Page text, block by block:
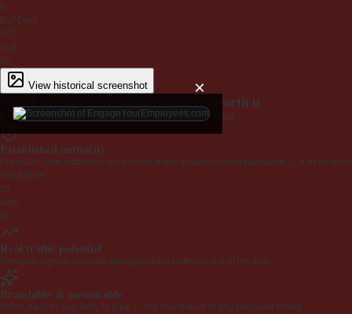
0
Ref Dom
472
Age
6y
View historical screenshot ×
Why EngageYourEmployees.com is worth it
Every claim below is backed by verified third-party data.
Established authority
Premium .com extension on a name that's instantly understandable — a
Trust Flow
23
Age
6y
Real traffic potential
Demand signals indicate strong ranking potential out of the box.
Brandable & memorable
Short, easy to say, easy to type — the foundation of any premium brand.